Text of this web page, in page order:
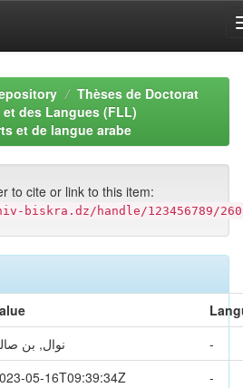
Thèses de Doctorat
des Langues (FLL)
et de langue arabe
to cite or link to this item:
biskra.dz/handle/123456789/
نوال, بن
-
05-16T09:39:34Z
-